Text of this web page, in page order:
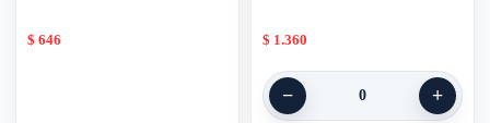
$ 646 $ 1.360
− 0 +